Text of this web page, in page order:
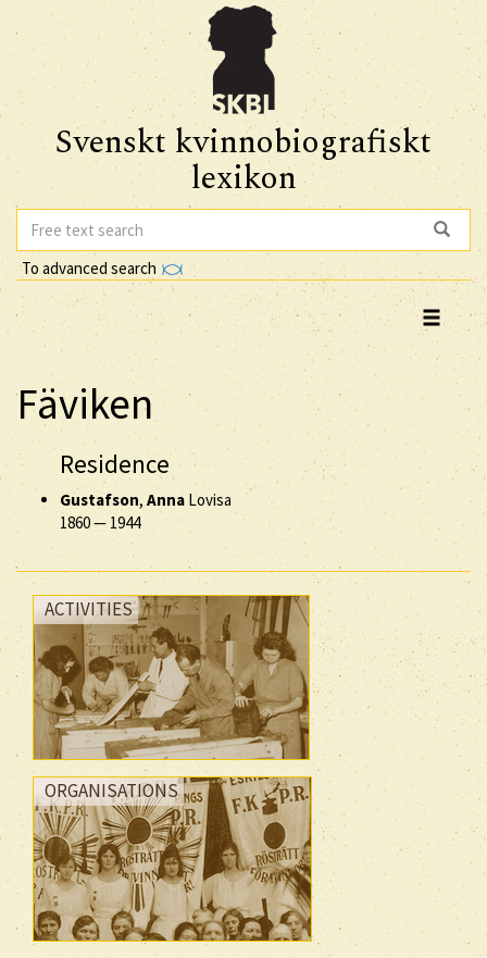
Svenskt kvinnobiografiskt
lexikon
To advanced search
Fäviken
Residence
Gustafson, Anna Lovisa
1860— 1944
ACTIVITIES
ORGANISATIONS